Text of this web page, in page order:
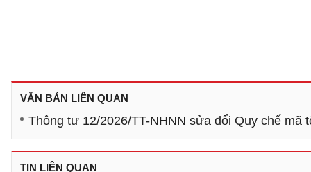
VĂN BẢN LIÊN QUAN
Thông tư 12/2026/TT-NHNN sửa đổi Quy chế mã
TIN LIÊN QUAN